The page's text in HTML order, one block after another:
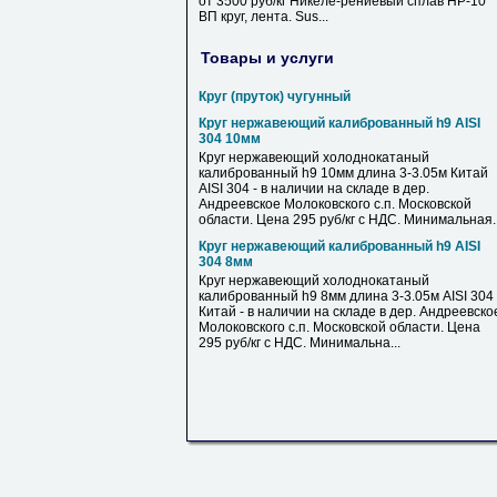
ВП круг, лента. Sus...
Товары и услуги
Круг (пруток) чугунный
Круг нержавеющий калиброванный h9 AISI
304 10мм
Круг нержавеющий холоднокатаный
калиброванный h9 10мм длина 3-3.05м Китай
AISI 304 - в наличии на складе в дер.
Андреевское Молоковского с.п. Московской
области. Цена 295 руб/кг с НДС.
Круг нержавеющий калиброванный h9 AISI
304 8мм
Круг нержавеющий холоднокатаный
калиброванный h9 8мм длина 3-3.05м AISI 304
Китай - в наличии на складе в дер.
Молоковского с.п. Московской области. Цена
295 руб/кг с НДС. Минимальна...